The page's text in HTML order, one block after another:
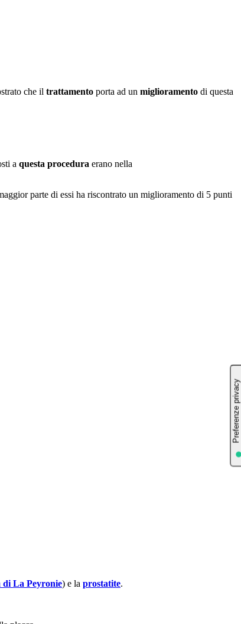
che il trattamento porta ad un miglioramento di questa
a questa procedura erano nella
parte di essi ha riscontrato un miglioramento di 5 punti
di La Peyronie) e la prostatite.